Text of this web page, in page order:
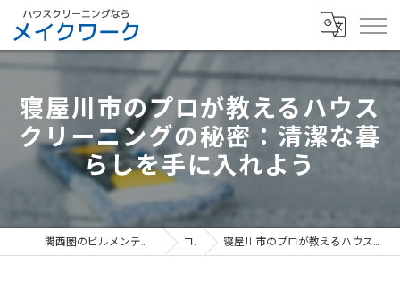
寝屋川市のプロが教えるハウス
クリーニングの秘密：清潔な暮
らしを手に入れよう
関西圏のビルメンテナンスなら、寝屋川市のメイクワーク コラム 寝屋川市のプロが教えるハウスクリーニングの秘密：清潔な暮らしを手に入れよう